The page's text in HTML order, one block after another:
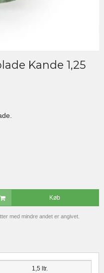
Kande 1,25
Køb
med mindre andet er angivet.
1,5 ltr.